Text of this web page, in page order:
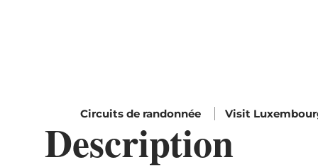
Circuits de randonnée Visit
Description